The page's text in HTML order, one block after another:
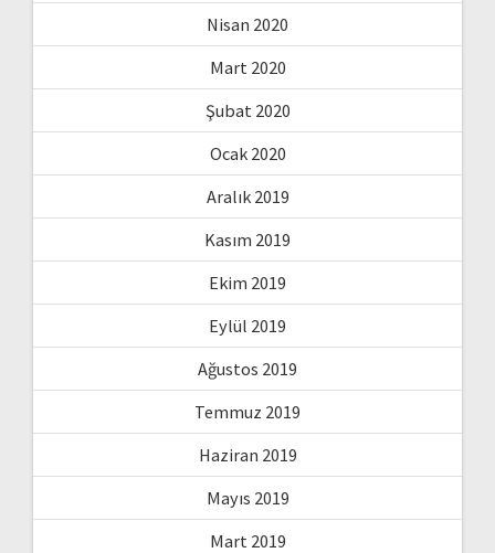
Nisan 2020
Mart 2020
Şubat 2020
Ocak 2020
Aralık 2019
Kasım 2019
Ekim 2019
Eylül 2019
Ağustos 2019
Temmuz 2019
Haziran 2019
Mayıs 2019
Mart 2019